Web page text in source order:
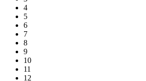
4
5
6
7
8
9
10
11
12